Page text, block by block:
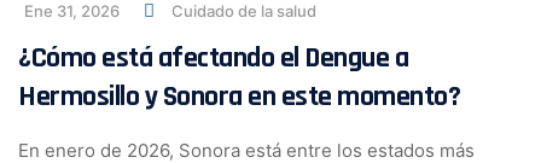
Ene 31, 2026 Cuidado de la salud
¿Cómo está afectando el Dengue a
Hermosillo y Sonora en este momento?
En enero de 2026, Sonora está entre los estados más